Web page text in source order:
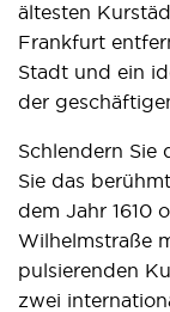
ältesten
Frankfurt
Stadt und ein
der
Schlendern
Sie das
dem Jahr 1610
Wilhelmstraße
pulsierenden
zwei